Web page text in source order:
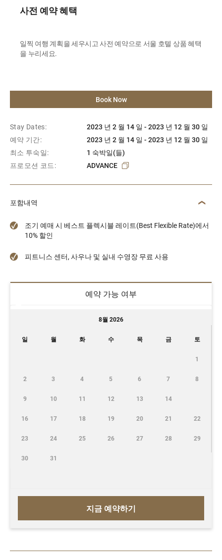
사전 예약 혜택
일찍 여행 계획을 세우시고 사전 예약으로 서울 호텔 상품 혜택
을 누리세요.
Book Now
Stay Dates:
2023 년 2 월 14 일 - 2023 년 12 월 30 일
예약 기간:
2023 년 2 월 14 일 - 2023 년 12 월 30 일
최소 투숙일:
1 숙박일(들)
프로모션 코드:
ADVANCE
포함내역
조기 예매 시 베스트 플렉시블 레이트(Best Flexible Rate)에서
10% 할인
피트니스 센터, 사우나 및 실내 수영장 무료 사용
예약 가능 여부
지금 예약하기
8월 2026
일 월 화 수 목 금 토
1
2 3 4 5 6 7 8
9 10 11 12 13 14
16 17 18 19 20 21 22
23 24 25 26 27 28 29
30 31